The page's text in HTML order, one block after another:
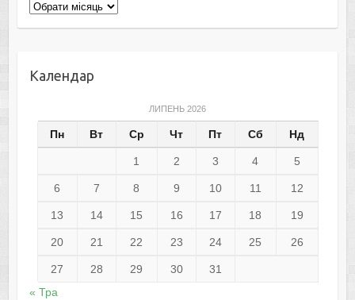
Архіви
Календар
ЛИПЕНЬ 2026
Пн Вт Ср Чт Пт Сб Нд
1 2 3 4 5
6 7 8 9 10 11 12
13 14 15 16 17 18 19
20 21 22 23 24 25 26
27 28 29 30
31
« Тра